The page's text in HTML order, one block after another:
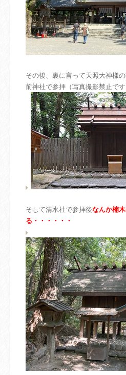
その後、裏に言って天照大神様
前神社で参拝（写真撮影禁止です
そして清水社で参拝後なんか楠
る・・・・・・